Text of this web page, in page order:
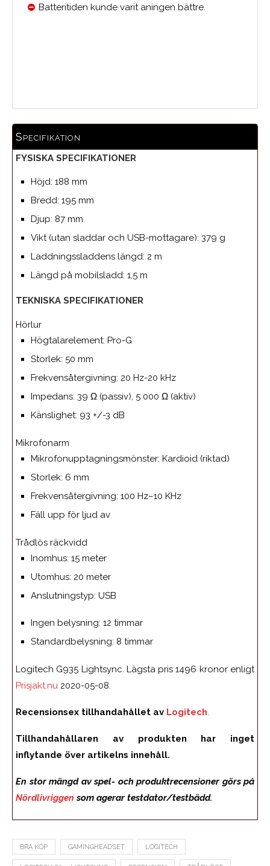
Batteritiden kunde varit aningen bättre.
Specifikation
FYSISKA SPECIFIKATIONER
Höjd: 188 mm
Bredd: 195 mm
Djup: 87 mm
Vikt (utan sladdar och USB-mottagare): 379 g
Laddningssladdens längd: 2 m
Längd på mobilsladd: 1,5 m
TEKNISKA SPECIFIKATIONER
Hörlur
Högtalarelement: Pro-G
Storlek: 50 mm
Frekvensåtergivning: 20 Hz-20 kHz
Impedans: 39 Ω (passiv), 5 000 Ω (aktiv)
Känslighet: 93 +/-3 dB
Mikrofonarm
Mikrofonupptagningsmönster: Kardioid (riktad)
Storlek: 6 mm
Frekvensåtergivning: 100 Hz–10 KHz
Fäll upp för ljud av
Trådlös räckvidd
Inomhus: 15 meter
Utomhus: 20 meter
Anslutningstyp: USB
Ingen belysning: 12 timmar
Standardbelysning: 8 timmar
Logitech G935 Lightsync. Lägsta pris 1496 kronor enligt
Prisjakt.nu 2020-05-08.
Recensionsex tillhandahållet av Logitech.
Tillhandahållaren av produkten har inget
inflytande över artikelns innehåll.
En stor mängd av spel- och produktrecensioner görs på
Nördlivriggen som agerar testdator/testbädd.
BRA KÖP GAMINGHEADSET LOGITECH